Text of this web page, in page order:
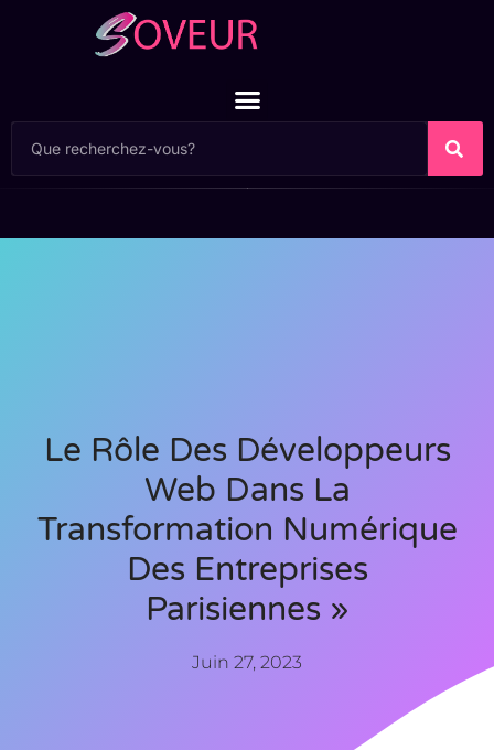
Le Rôle Des Développeurs
Web Dans La
Transformation Numérique
Des Entreprises
Parisiennes »
Juin 27, 2023